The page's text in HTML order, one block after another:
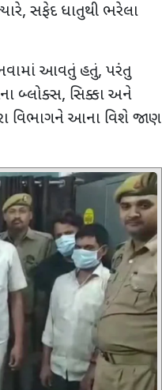
, સફેદ ધાતુથી ભરેલા
આવતું હતું, પરંતુ
બ્લોક્સ, સિક્કા અને
વિભાગને આના વિશે જાણ